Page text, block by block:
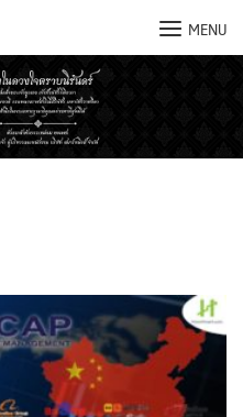
MENU